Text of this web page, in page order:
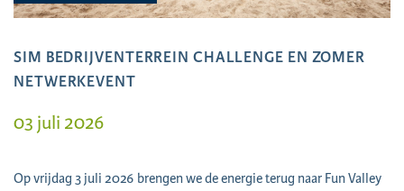
SIM BEDRIJVENTERREIN CHALLENGE EN ZOMER
NETWERKEVENT
03 juli 2026
Op vrijdag 3 juli 2026 brengen we de energie terug naar Fun Valley